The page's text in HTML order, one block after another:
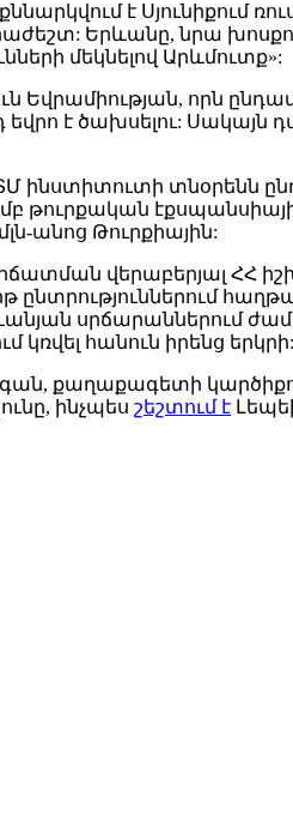
է Սյունիքում
Երևանը, նրա
մեկնելով Արևմուտք»:
որն
է ծախսելու: Սակայն
ինստիտուտի տնօրենն
թուրքական
անոց Թուրքիային:
վերաբերյալ ՀՀ
սրճարաններում
հանուն իրենց երկրի:
քաղաքագետի
ինչպես շեշտում է